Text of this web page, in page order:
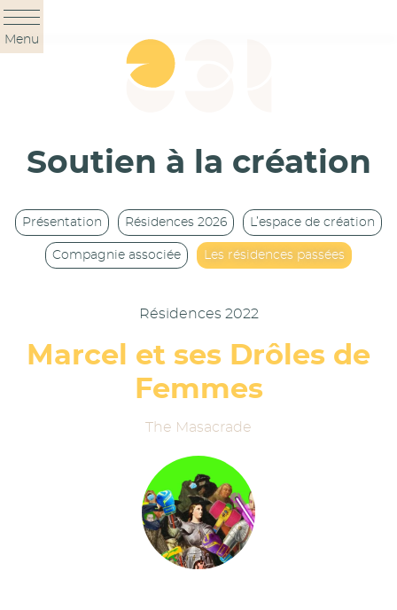
Panneau de gestion des cookies
Menu
Soutien à la création
Présentation Résidences 2026 L’espace de création
Compagnie associée Les résidences passées
Résidences 2022
Marcel et ses Drôles de
Femmes
The Masacrade